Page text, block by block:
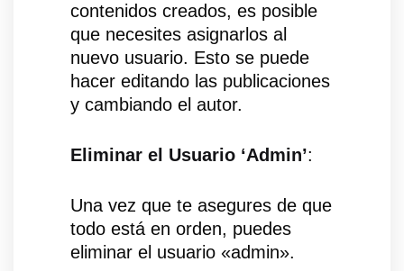
contenidos creados, es posible
que necesites asignarlos al
nuevo usuario. Esto se puede
hacer editando las publicaciones
y cambiando el autor.
Eliminar el Usuario ‘Admin’:
Una vez que te asegures de que
todo está en orden, puedes
eliminar el usuario «admin».